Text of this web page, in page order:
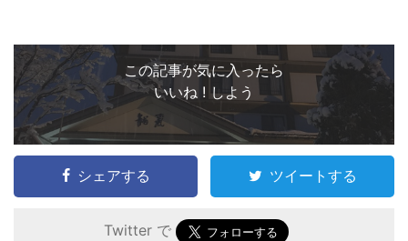
この記事が気に入ったら
いいね ! しよう
シェアする ツイートする
Twitter で